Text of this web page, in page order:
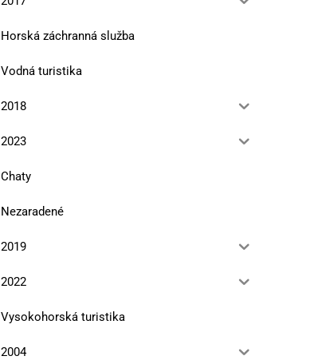
Horská záchranná služba
Vodná turistika
2018
2023
Chaty
Nezaradené
2019
2022
Vysokohorská turistika
2004